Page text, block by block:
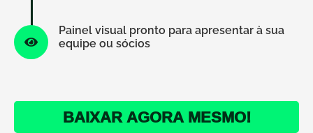
Painel visual pronto para apresentar à sua
equipe ou sócios
BAIXAR AGORA MESMO!